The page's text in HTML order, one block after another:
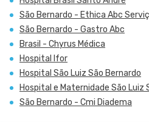
São Bernardo - Ethica Abc
São Bernardo - Gastro Abc
Brasil - Chyrus Médica
Hospital Ifor
Hospital São Luiz São Bernardo
Hospital e Maternidade São Luiz
São Bernardo - Cmi Diadema